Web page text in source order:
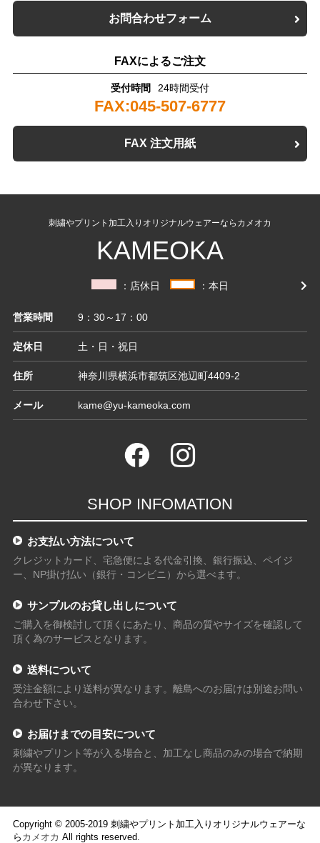
お問合わせフォーム
FAXによるご注文
受付時間 24時間受付
FAX:045-507-6777
FAX 注文用紙
刺繍やプリント加工入りオリジナルウェアーならカメオカ
KAMEOKA
：店休日 ：本日
営業時間 9：30～17：00
定休日 土・日・祝日
住所 神奈川県横浜市都筑区池辺町4409-2
メール kame@yu-kameoka.com
SHOP INFOMATION
お支払い方法について
クレジットカード、宅急便による代金引換、銀行振込、ペイジ
ー、NP掛け払い（銀行・コンビニ）から選べます。
サンプルのお貸し出しについて
ご購入を御検討して頂くにあたり、商品の質やサイズを確認して
頂く為のサービスとなります。
送料について
受注金額により送料が異なります。離島へのお届けは別途お問い
合わせ下さい。
お届けまでの目安について
刺繍やプリント等が入る場合と、加工なし商品のみの場合で納期
が異なります。
Copyright © 2005-2019 刺繍やプリント加工入りオリジナルウェアーな
ら カメオカ All rights reserved.